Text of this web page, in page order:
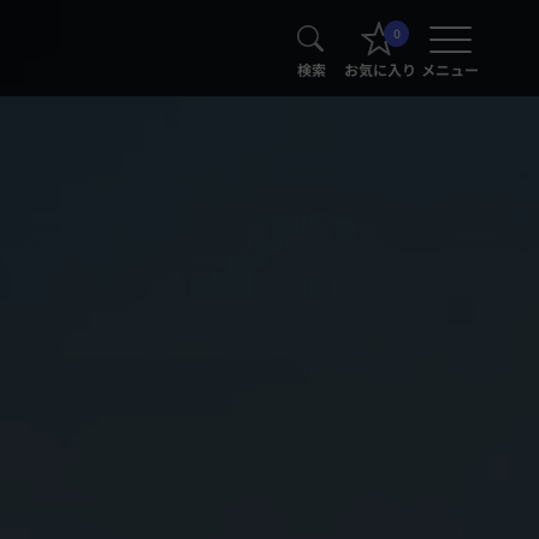
検索
0
お気に入り メニュー